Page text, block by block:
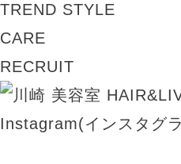
TREND STYLE
CARE
RECRUIT